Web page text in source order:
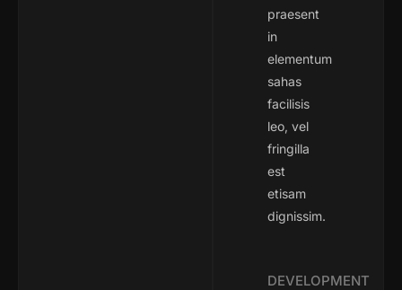
praesent
in
elementum
sahas
facilisis
leo, vel
fringilla
est
etisam
dignissim.
DEVELOPMENT